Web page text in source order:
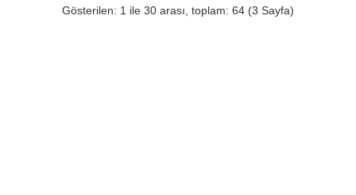
Gösterilen: 1 ile 30 arası, toplam: 64 (3 Sayfa)